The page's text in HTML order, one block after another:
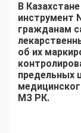
В
инструмент
гражданам
об их
предельных
МЗ РК.